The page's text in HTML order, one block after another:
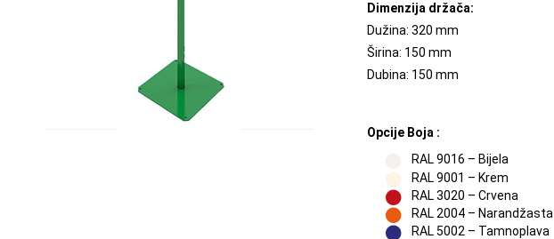
Dimenzija držača:
Dužina: 320 mm
Širina: 150 mm
Dubina: 150 mm
Opcije Boja :
RAL 9016 – Bijela
RAL 9001 – Krem
RAL 3020 – Crvena
RAL 2004 – Narandžasta
RAL 5002 – Tamnoplava